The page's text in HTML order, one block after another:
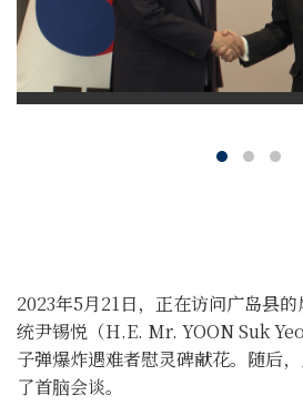
2023年5月21日，正在访问广岛县
统尹锡悦（H.E. Mr. YOON Suk
子弹爆炸遇难者慰灵碑献花。随后
了首脑会谈。